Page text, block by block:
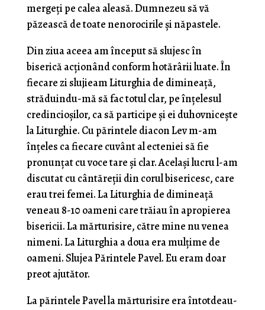
mergeţi pe calea aleasă. Dumnezeu să vă
păzească de toate nenorocirile şi năpastele.
Din ziua aceea am început să slujesc în
biserică acţionând conform hotărârii luate. În
fiecare zi slujieam Liturghia de dimineaţă,
străduindu-mă să fac totul clar, pe înţelesul
credincioşilor, ca să participe şi ei duhovniceşte
la Liturghie. Cu părintele diacon Lev m-am
înțeles ca fiecare cuvânt al ecteniei să fie
pronunțat cu voce tare și clar. Acelaşi lucru l-am
discutat cu cântăreţii din corul bisericesc, care
erau trei femei. La Liturghia de dimineață
veneau 8-10 oameni care trăiau în apropierea
bisericii. La mărturisire, către mine nu venea
nimeni. La Liturghia a doua era mulțime de
oameni. Slujea Părintele Pavel. Eu eram doar
preot ajutător.
La părintele Pavel la mărturisire era întotdeau­